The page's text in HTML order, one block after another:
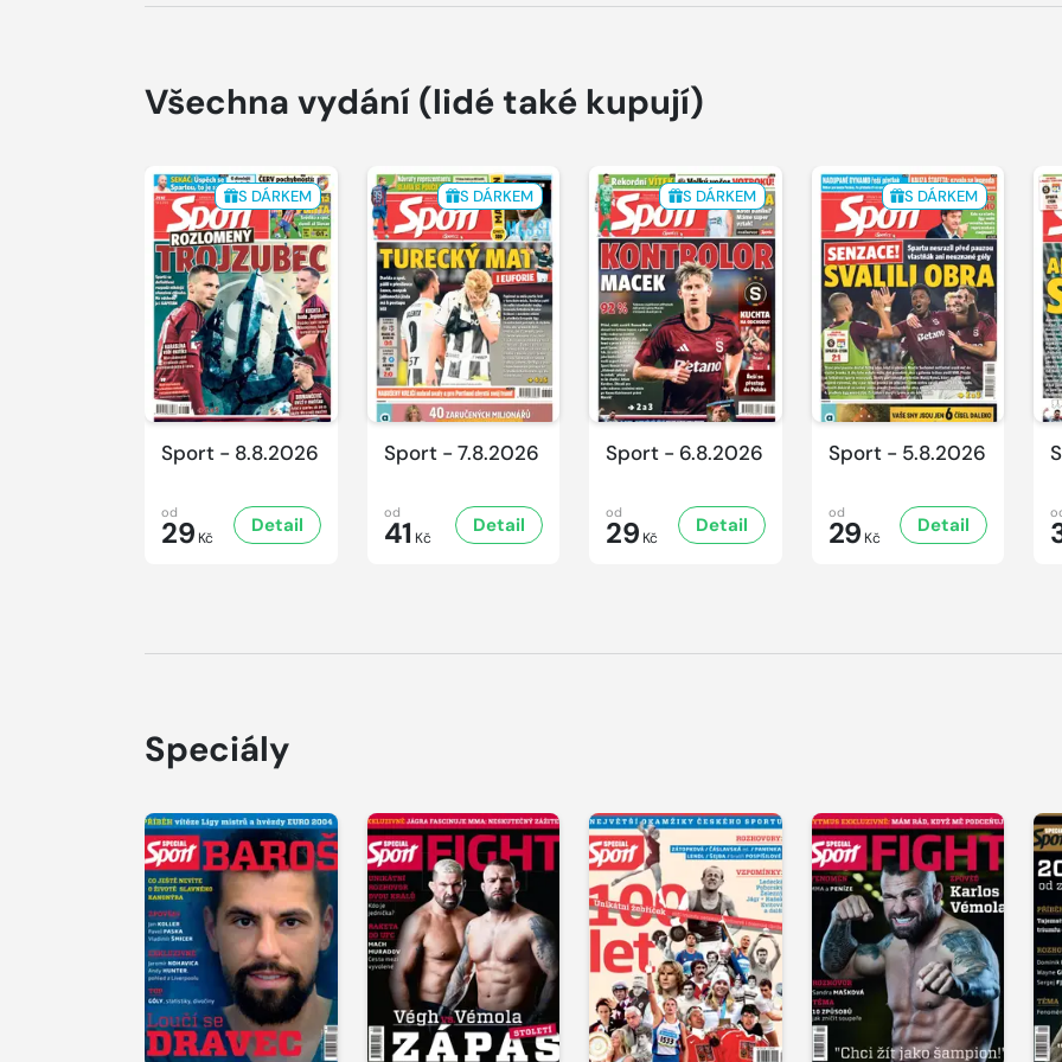
Všechna vydání (lidé také kupují)
S DÁRKEM
Sport - 8.8.2026
od
29 Kč
Detail
S DÁRKEM
Sport - 7.8.2026
od
41 Kč
Detail
S DÁRKEM
Sport - 6.8.2026
od
29 Kč
Detail
S DÁRKEM
Sport - 5.8.2026
od
29 Kč
Detail
Speciály